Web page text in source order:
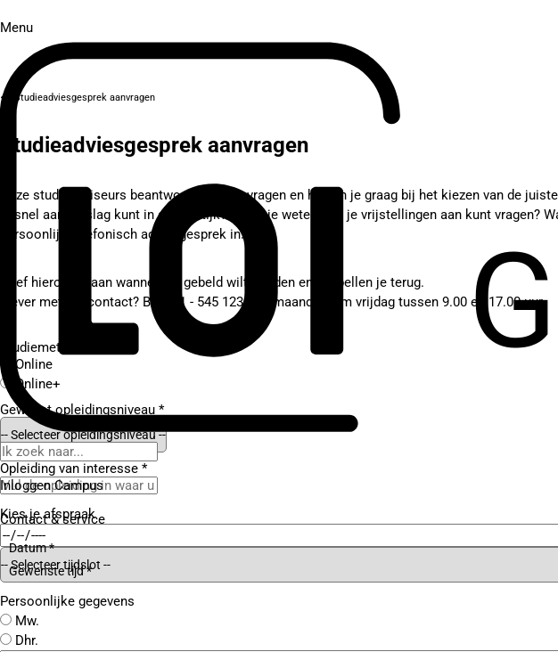
Menu
Inloggen Campus
Contact& service
Studieadviesgesprek aanvragen
Studieadviesgesprek aanvragen
Onze studieadviseurs beantwoorden al je vragen en helpen je graag bij het kiezen van de
jij snel aan de slag kunt in de praktijk? Of wil je weten hoe je vrijstellingen aan kunt vragen?
persoonlijk telefonisch adviesgesprek in!
Geef hieronder aan wanneer je gebeld wilt worden en wij bellen je terug.
Liever meteen contact? Bel
071 - 545 1234 op maandag t/m vrijdag tussen 9.00 en 17.00 uur.
Studiemethode
Online
Online+
Gewenst opleidingsniveau *
Opleiding van interesse *
Kies je afspraak
Datum *
Gewenste tijd *
Persoonlijke gegevens
Mw.
Dhr.